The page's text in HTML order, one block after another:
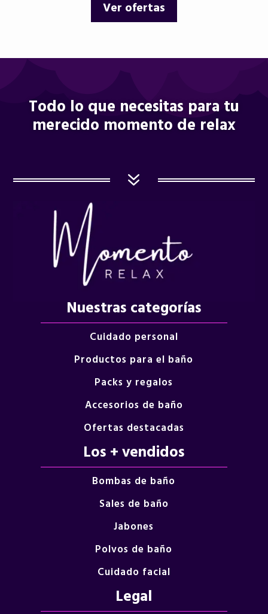
9,95 €.
Ver ofertas
Todo lo que necesitas para tu
merecido momento de relax
7
Nuestras categorías
Cuidado personal
Productos para el baño
Packs y regalos
Accesorios de baño
Ofertas destacadas
Los + vendidos
Bombas de baño
Sales de baño
Jabones
Polvos de baño
Cuidado facial
Legal